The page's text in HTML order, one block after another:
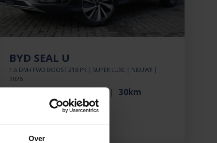
Over
BYD SEAL U
1.5 DM-I FWD BOOST 218 PK | SUPER LUXE | NIEUW!! |
2026
30km